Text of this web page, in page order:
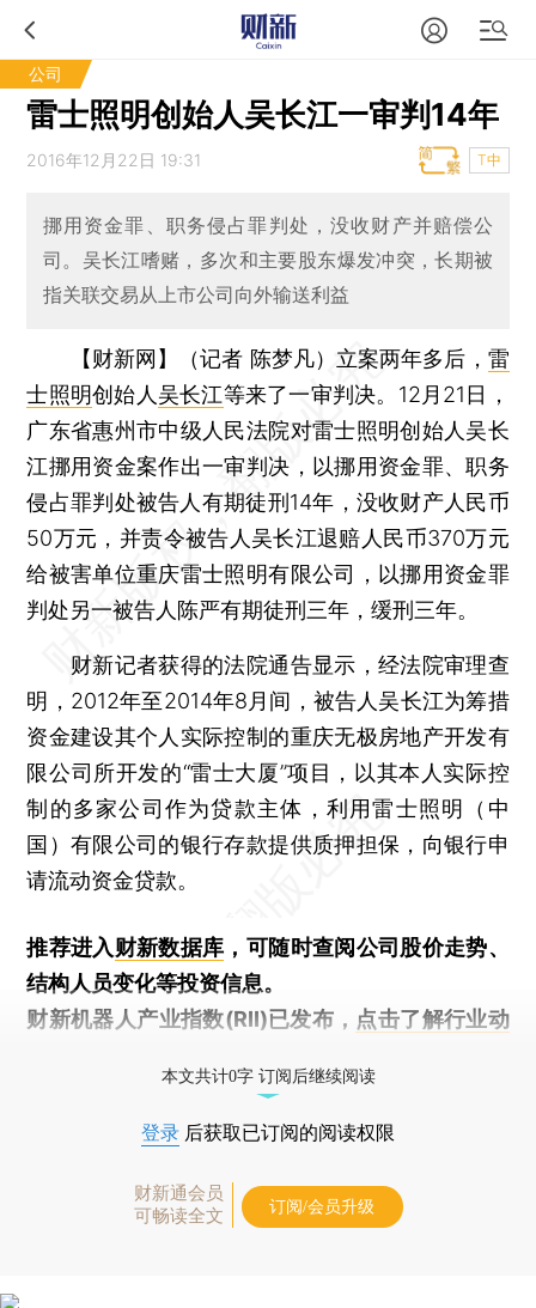
公司
雷士照明创始人吴长江一审判14年
2016年12月22日 19:31 T中
挪用资金罪、职务侵占罪判处，没收财产并赔偿公
司。吴长江嗜赌，多次和主要股东爆发冲突，长期被
指关联交易从上市公司向外输送利益
【财新网】（记者 陈梦凡） 立案两年多后， 雷
士照明创始人 吴长江等来了一审判决。12月21日，
广东省惠州市中级人民法院对雷士照明创始人吴长
江挪用资金案作出一审判决，以挪用资金罪、职务
侵占罪判处被告人有期徒刑14年，没收财产人民币
50万元，并责令被告人吴长江退赔人民币370万元
给被害单位重庆雷士照明有限公司，以挪用资金罪
判处另一被告人陈严有期徒刑三年，缓刑三年。
财新记者获得的法院通告显示，经法院审理查
明，2012年至2014年8月间，被告人吴长江为筹措
资金建设其个人实际控制的重庆无极房地产开发有
限公司所开发的“雷士大厦”项目，以其本人实际控
制的多家公司作为贷款主体，利用雷士照明（中
国）有限公司的银行存款提供质押担保，向银行申
请流动资金贷款。
推荐进入财新数据库 ，可随时查阅公司股价走势、
结构人员变化等投资信息。
财新机器人产业指数(RII)已发布， 点击了解行业动
本文共计0字 订阅后继续阅读
登录 后获取已订阅的阅读权限
财新通会员
可畅读全文
订阅/会员升级